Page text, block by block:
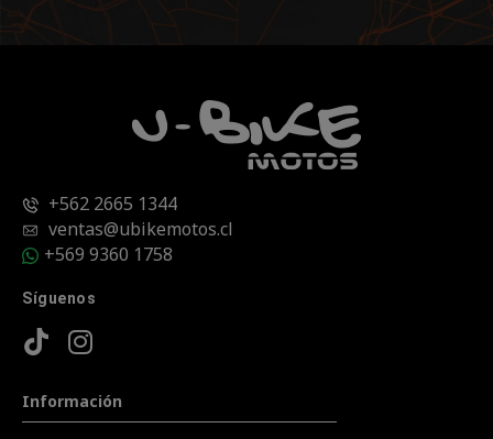
+562 2665 1344
ventas@ubikemotos.cl
+569 9360 1758
Síguenos
Información